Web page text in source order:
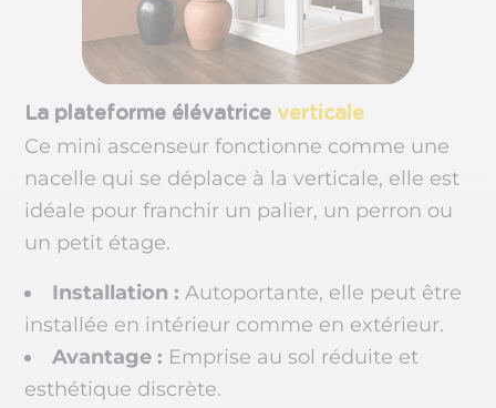
La plateforme élévatrice verticale
Ce mini ascenseur fonctionne comme une
nacelle qui se déplace à la verticale, elle est
idéale pour franchir un palier, un perron ou
un petit étage.
Installation : Autoportante, elle peut être
installée en intérieur comme en extérieur.
Avantage : Emprise au sol réduite et
esthétique discrète.